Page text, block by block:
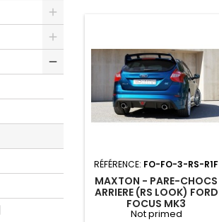
RÉFÉRENCE: FO-FO-3-RS-R1F
MAXTON - PARE-CHOCS
ARRIERE (RS LOOK) FORD
FOCUS MK3
Not primed